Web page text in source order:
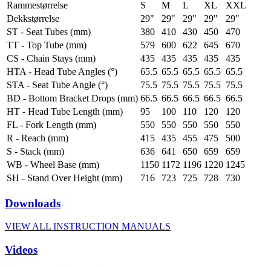
Rammestørrelse S M L XL
XXL
Dekkstørrelse
29" 29" 29" 29"
29"
ST - Seat Tubes (mm)
380 410 430 450
470
TT - Top Tube (mm)
579 600 622 645
670
CS - Chain Stays (mm)
435 435 435 435
435
HTA - Head Tube Angles (°)
65.5 65.5 65.5 65.5 65.5
STA - Seat Tube Angle (°)
75.5 75.5 75.5 75.5 75.5
BD - Bottom Bracket Drops (mm) 66.5 66.5 66.5 66.5 66.5
HT - Head Tube Length (mm)
95 100 110 120
120
FL - Fork Length (mm)
550 550 550 550
550
R - Reach (mm)
415 435 455 475
500
S - Stack (mm)
636 641 650 659
659
WB - Wheel Base (mm)
1150 1172 1196 1220 1245
SH - Stand Over Height (mm)
716 723 725 728 730
Downloads
VIEW ALL INSTRUCTION MANUALS
Videos